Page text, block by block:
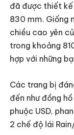
đã được thiết kế
830 mm. Giống
chiều cao yên
trong khoảng
hợp với những
Các trang bị
đến như đồng
phuộc USD,
2 chế độ lái